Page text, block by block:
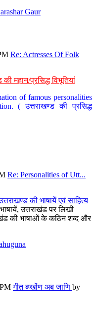
Gaur
Re: Actresses Of Folk
महान/प्रसिद्ध विभूतियां
of famous personalities
( उत्तराखण्ड की प्रसिद्ध
Re: Personalities of Utt...
की भाषायें एवं साहित्य
उत्तराखंड पर लिखी
की भाषाओं के कठिन शब्द और
PMगीत ब्य्खोंण अब जाणि by